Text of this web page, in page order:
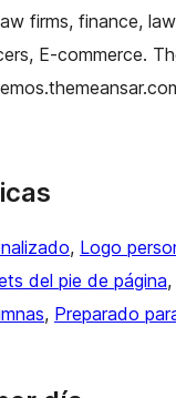
firms, finance,
E-commerce.
, Logo
del pie de página,
, Preparado